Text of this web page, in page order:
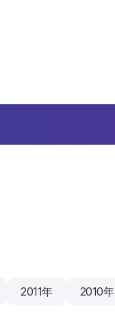
2011年 2010年